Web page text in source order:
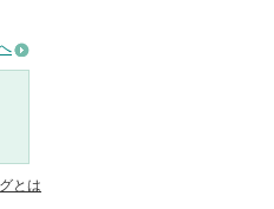
とは